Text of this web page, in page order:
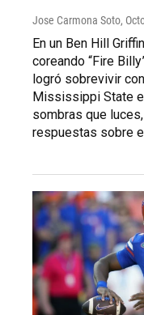
Jose Carmona Soto,
En un Ben Hill
coreando “Fire
logró sobrevivir
Mississippi State
sombras que
respuestas sobre